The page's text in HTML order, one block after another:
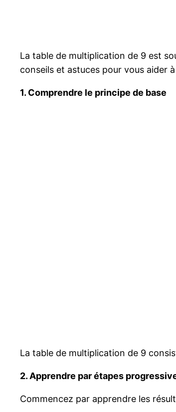
La table de multiplication de 9 est
conseils et astuces pour vous aider
1. Comprendre le principe de base
La table de multiplication de 9
2. Apprendre par étapes
Commencez par apprendre les